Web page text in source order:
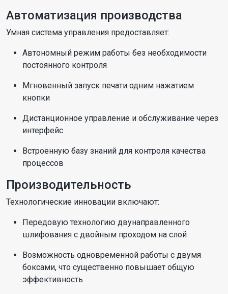
Автоматизация производства
Умная система управления предоставляет:
Автономный режим работы без необходимости
постоянного контроля
Мгновенный запуск печати одним нажатием
кнопки
Дистанционное управление и обслуживание через
интерфейс
Встроенную базу знаний для контроля качества
процессов
Производительность
Технологические инновации включают:
Передовую технологию двунаправленного
шлифования с двойным проходом на слой
Возможность одновременной работы с двумя
боксами, что существенно повышает общую
эффективность